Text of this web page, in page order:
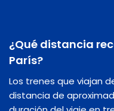
¿Qué distancia
París?
Los trenes que viajan
distancia de